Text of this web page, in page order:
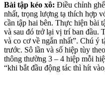
Bài tập kéo xô: Điều chỉnh
nhất, trọng lượng tạ thích hợp
cần tập hai bên. Thực hiện bài
và sau đó trở lại vị trí ban đầu.
và co cơ về ngắn nhất”. Chú ý
trước. Sô lần và số hiệp tùy
thông thường 3 – 4 hiệp mỗi
“khi bắt đầu động tác thì hít